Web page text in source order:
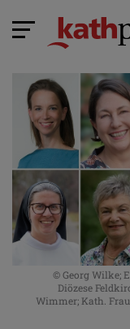
© Georg Wilke;
Diözese
Wimmer; Kath.